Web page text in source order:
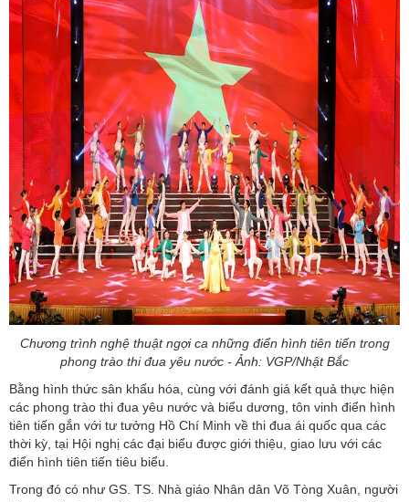
Chương trình nghệ thuật ngợi ca những điển hình tiên tiến trong
phong trào thi đua yêu nước - Ảnh: VGP/Nhật Bắc
Bằng hình thức sân khấu hóa, cùng với đánh giá kết quả thực hiện
các phong trào thi đua yêu nước và biểu dương, tôn vinh điển hình
tiên tiến gắn với tư tưởng Hồ Chí Minh về thi đua ái quốc qua các
thời kỳ, tại Hội nghị các đại biểu được giới thiệu, giao lưu với các
điển hình tiên tiến tiêu biểu.
Trong đó có như GS. TS. Nhà giáo Nhân dân Võ Tòng Xuân, người